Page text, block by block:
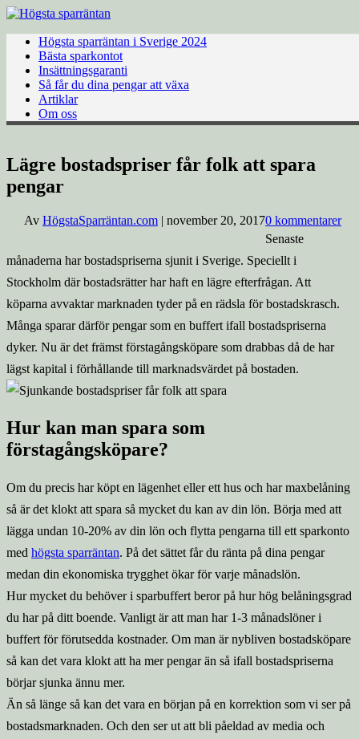
Hoppa
innehållHögsta sparräntan i Sverige 2024
Bästa sparkontot
Insättningsgaranti
Så får du dina pengar att växa
Artiklar
Om oss
Lägre bostadspriser får folk att spara
pengar
Av HögstaSparräntan.com | november 20, 20170 kommentarer
Senaste
månaderna har bostadspriserna sjunit i Sverige. Speciellt i
Stockholm där bostadsrätter har haft en lägre efterfrågan. Att
köparna avvaktar marknaden tyder på en rädsla för bostadskrasch.
Många sparar därför pengar som en buffert ifall bostadspriserna
dyker. Nu är det främst förstagångsköpare som drabbas då de har
lägst kapital i förhållande till marknadsvärdet på bostaden.
Hur kan man spara som
förstagångsköpare?
Om du precis har köpt en lägenhet eller ett hus och har maxbelåning
så är det klokt att spara så mycket du kan av din lön. Börja med att
lägga undan 10-20% av din lön och flytta pengarna till ett sparkonto
med högsta sparräntan. På det sättet får du ränta på dina pengar
medan din ekonomiska trygghet ökar för varje månadslön.
Hur mycket du behöver i sparbuffert beror på hur hög belåningsgrad
du har på ditt boende. Vanligt är att man har 1-3 månadslöner i
buffert för förutsedda kostnader. Om man är nybliven bostadsköpare
så kan det vara klokt att ha mer pengar än så ifall bostadspriserna
börjar sjunka ännu mer.
Än så länge så kan det vara en början på en korrektion som vi ser på
bostadsmarknaden. Och den ser ut att bli påeldad av media och